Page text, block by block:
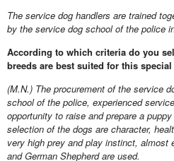
The service dog handlers are trained
by the service dog school of the police
According to which criteria do you
breeds are best suited for this special
(M.N.) The procurement of the service
school of the police, experienced
opportunity to raise and prepare a
selection of the dogs are character,
very high prey and play instinct, almost
and German Shepherd are used.